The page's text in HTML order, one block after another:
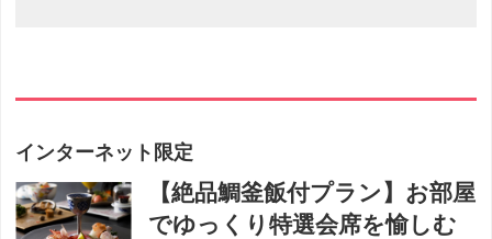
インターネット限定
【絶品鯛釜飯付プラン】お部屋
でゆっくり特選会席を愉しむ